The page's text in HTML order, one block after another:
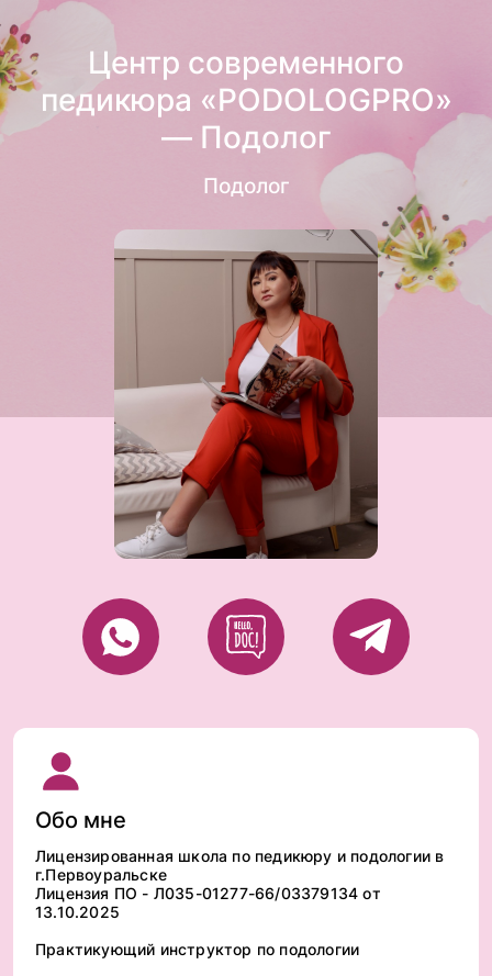
Центр современного
педикюра «PODOLOGPRO»
— Подолог
Подолог
Обо мне
Лицензированная школа по педикюру и подологии в
г.Первоуральске
Лицензия ПО - Л035-01277-66/03379134 от
13.10.2025
Практикующий инструктор по подологии